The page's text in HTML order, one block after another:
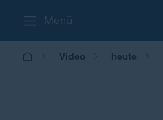
Menü
Video heute